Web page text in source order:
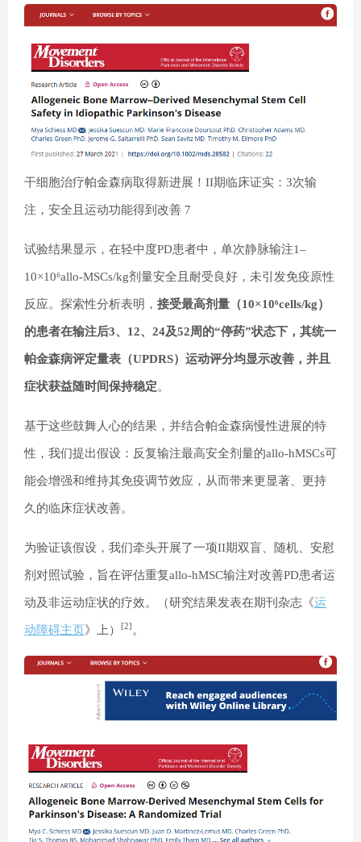
干细胞治疗帕金森病取得新进展！II期临床证实：3次输
注，安全且运动功能得到改善 7
试验结果显示，在轻中度PD患者中，单次静脉输注1–
10×10⁶allo-MSCs/kg剂量安全且耐受良好，未引发免疫原性
反应。探索性分析表明， 接受最高剂量（10×10⁶cells/kg）
的患者在输注后3、12、24及52周的“停药”状态下，其统一
帕金森病评定量表（UPDRS）运动评分均显示改善，并且
症状获益随时间保持稳定。
基于这些鼓舞人心的结果，并结合帕金森病慢性进展的特
性，我们提出假设：反复输注最高安全剂量的allo-hMSCs可
能会增强和维持其免疫调节效应，从而带来更显著、更持
久的临床症状改善。
为验证该假设，我们牵头开展了一项II期双盲、随机、安慰
剂对照试验，旨在评估重复allo-hMSC输注对改善PD患者运
动及非运动症状的疗效。（研究结果发表在期刊杂志《运
动障碍主页》上） [2] 。